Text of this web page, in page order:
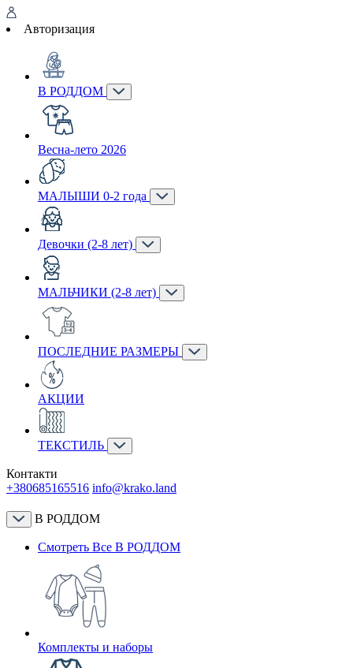
Авторизация
В РОДДОМ
Весна-лето 2026
МАЛЫШИ 0-2 года
Девочки (2-8 лет)
МАЛЬЧИКИ (2-8 лет)
ПОСЛЕДНИЕ РАЗМЕРЫ
АКЦИИ
ТЕКСТИЛЬ
Контакти
+380685165516 info@krako.land
В РОДДОМ
Смотреть Все В РОДДОМ
Комплекты и наборы